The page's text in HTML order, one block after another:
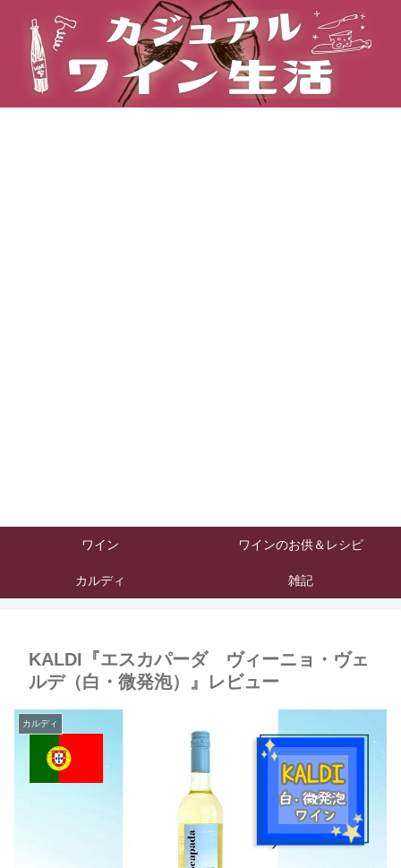
ワイン ワインのお供＆レシピ
カルディ 雑記
KALDI『エスカパーダ ヴィーニョ・ヴェ
ルデ（白・微発泡）』レビュー
カルディ